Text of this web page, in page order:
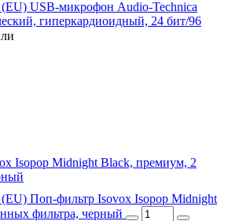
USB-микрофон Audio-Technica
гиперкардиоидный, 24 бит/96
Isopop Midnight Black, премиум, 2
Поп-фильтр Isovox Isopop Midnight
фильтра, черный